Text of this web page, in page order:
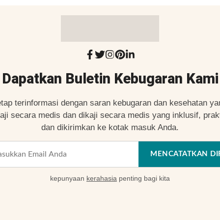
Dapatkan Buletin Kebugaran Kami
terinformasi dengan saran kebugaran dan kesehatan
secara medis dan dikaji secara medis yang inklusif,
dan dikirimkan ke kotak masuk Anda.
MENCATATKAN
kepunyaan kerahasia penting bagi kita